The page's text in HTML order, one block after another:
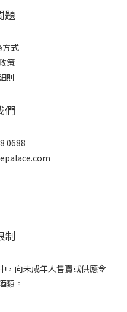
題
方式
策
則
們
0688
制
，向未成年人售賣或供應令
類。